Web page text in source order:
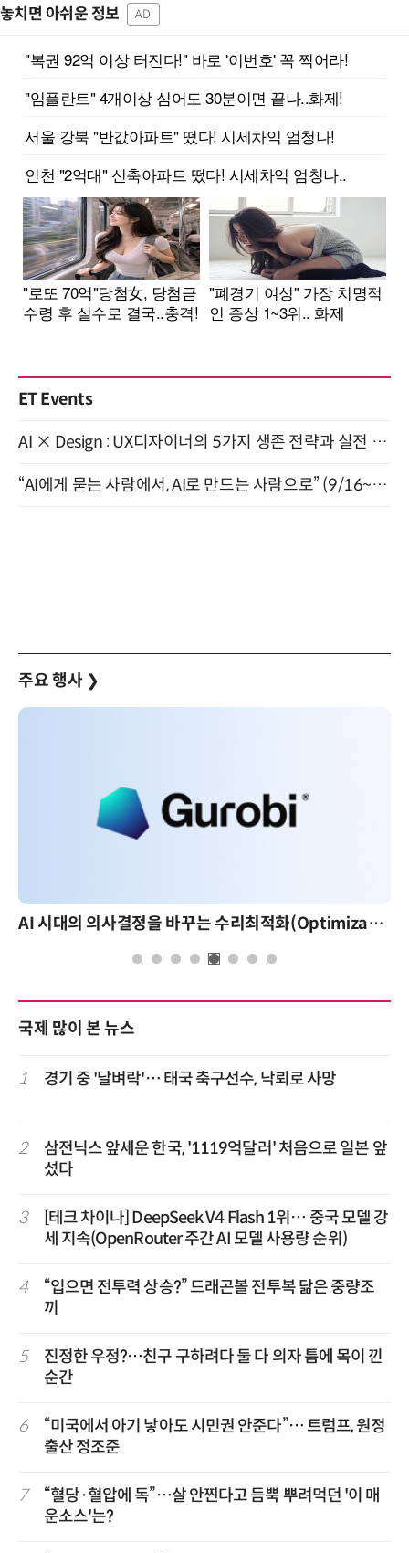
놓치면 아쉬운 정보 AD
ET Events
AI × Design : UX디자이너의 5가지 생존 전략과 실전 대응 8월 28일 개최
“AI에게 묻는 사람에서, AI로 만드는 사람으로” (9/16~17)
주요 행사 ❯
AI 시대의 의사결정을 바꾸는 수리최적화(Optimization): 실제 산업 적용 사례와 활용 전략 AI 핀옵스 실전 세미나: 폭증하는 AI
국제 많이 본 뉴스
1 경기 중 '날벼락'… 태국 축구선수, 낙뢰로 사망
2
삼전닉스 앞세운 한국, '1119억달러' 처음으로 일본 앞
섰다
3
[테크 차이나] DeepSeek V4 Flash 1위… 중국 모델 강
세 지속(OpenRouter 주간 AI 모델 사용량 순위)
4
“입으면 전투력 상승?” 드래곤볼 전투복 닮은 중량조
끼
5
진정한 우정?…친구 구하려다 둘 다 의자 틈에 목이 낀
순간
6
“미국에서 아기 낳아도 시민권 안준다”… 트럼프, 원정
출산 정조준
7
“혈당·혈압에 독”…살 안찐다고 듬뿍 뿌려먹던 '이 매
운소스'는?